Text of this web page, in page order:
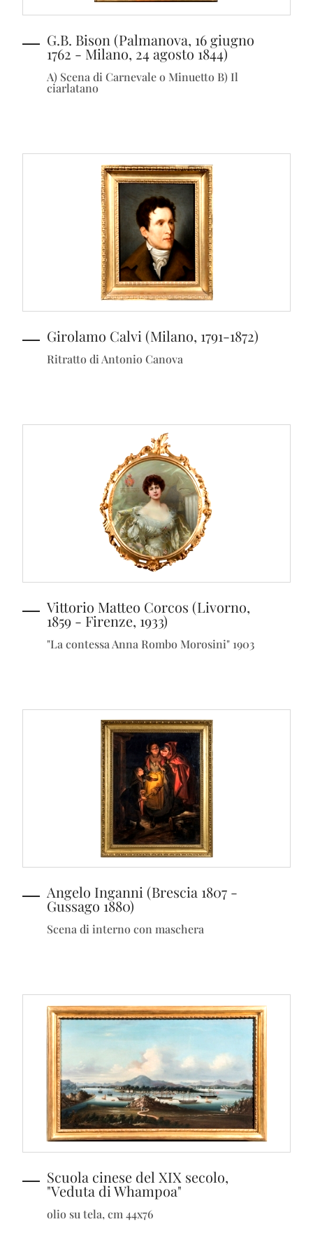
G.B. Bison (Palmanova, 16 giugno
1762 - Milano, 24 agosto 1844)
A) Scena di Carnevale o Minuetto B) Il
ciarlatano
Girolamo Calvi (Milano, 1791-1872)
Ritratto di Antonio Canova
Vittorio Matteo Corcos (Livorno,
1859 - Firenze, 1933)
"La contessa Anna Rombo Morosini" 1903
Angelo Inganni (Brescia 1807 -
Gussago 1880)
Scena di interno con maschera
Scuola cinese del XIX secolo,
"Veduta di Whampoa"
olio su tela, cm 44x76